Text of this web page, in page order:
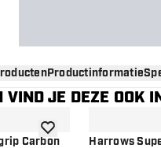
Productinformatie
VIND JE DEZE OOK
Carbon
toevoegen aan
Harrows